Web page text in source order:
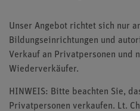
Unser Angebot richtet sich nur
Bildungseinrichtungen und
Verkauf an Privatpersonen und
Wiederverkäufer.
HINWEIS: Bitte beachten Sie,
Privatpersonen verkaufen. Lt.